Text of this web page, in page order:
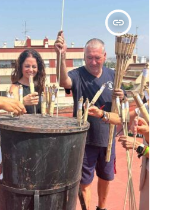
insert_link